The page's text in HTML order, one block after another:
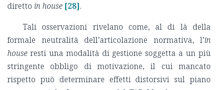
diretto in house [28].
Tali osservazioni rivelano come, al di là della
formale neutralità dell’articolazione normativa, l’in
house resti una modalità di gestione soggetta a un più
stringente obbligo di motivazione, il cui mancato
rispetto può determinare effetti distorsivi sul piano